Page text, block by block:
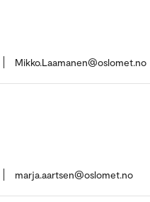
Mikko.Laamanen@oslomet.no
marja.aartsen@oslomet.no